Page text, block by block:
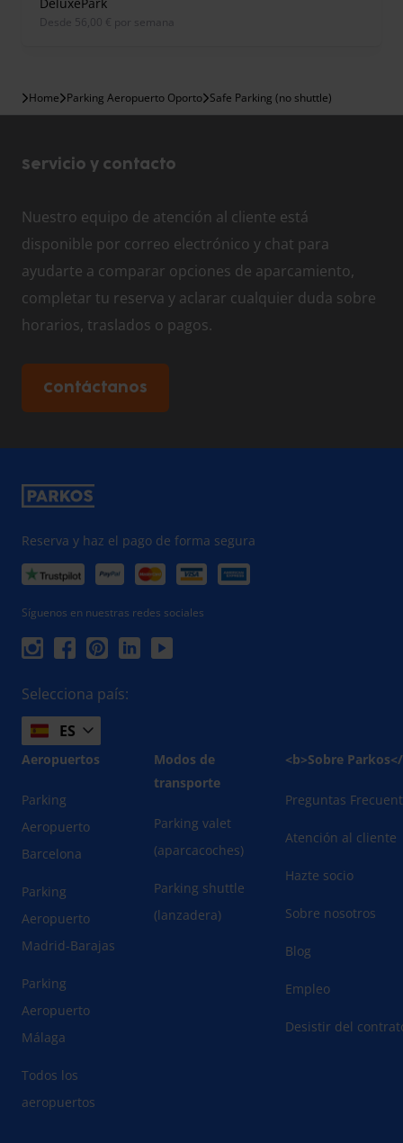
desde 56,00 € por semana
Home Parking Aeropuerto Oporto Safe Parking (no shuttle)
Servicio y contacto
Nuestro equipo de atención al cliente está
disponible por correo electrónico y chat para
ayudarte a comparar opciones de aparcamiento,
completar tu reserva y aclarar cualquier duda sobre
horarios, traslados o pagos.
Contáctanos
Reserva y haz el pago de forma segura
Síguenos en nuestras redes sociales
Selecciona país:
ES
Aeropuertos
Parking
Aeropuerto
Barcelona
Parking
Aeropuerto
Madrid-Barajas
Parking
Aeropuerto
Málaga
Todos los
aeropuertos
Modos de
transporte
Parking valet
(aparcacoches)
Parking shuttle
(lanzadera)
<b>Sobre
Preguntas
Atención al cliente
Hazte socio
Sobre nosotros
Blog
Empleo
Desistir del